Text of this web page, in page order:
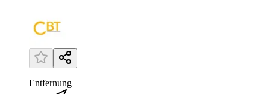
Entfernung